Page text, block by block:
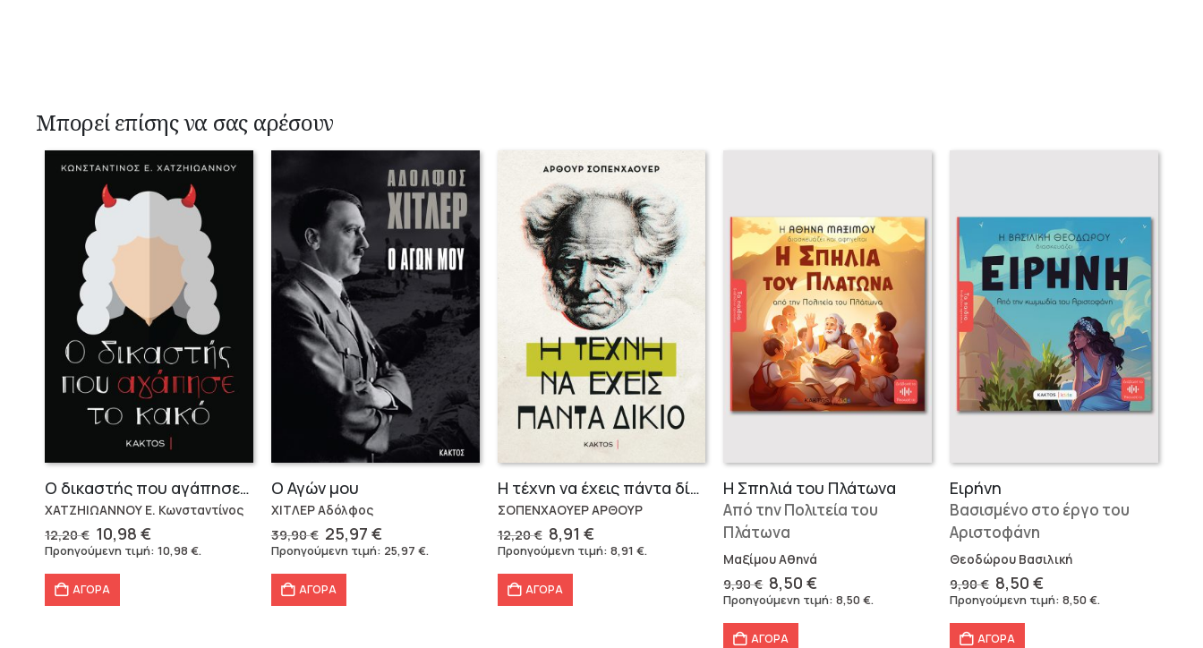
Μπορεί επίσης να σας αρέσουν
Ο δικαστής που αγάπησε το κακό
ΧΑΤΖΗΙΩΑΝΝΟΥ Ε. Κωνσταντίνος
12,20€ Original
price
was:
12,20 €.
10,98€
τρέχουσα
Προηγούμενη τιμή: 10,98 €.
ΑΓΟΡΑ
Ο Αγών μου
ΧΙΤΛΕΡ Αδόλφος
39,90€ Original
price
was:
39,90 €.
25,97 €Η
τρέχουσα
Προηγούμενη τιμή: 25,97 €.
ΑΓΟΡΑ
Η τέχνη να έχεις πάντα δίκιο – Άρθουρ Σοπενχάουερ
ΣΟΠΕΝΧΑΟΥΕΡ ΑΡΘΟΥΡ
12,20€ Original
price
was:
12,20 €.
8,91 €Η
τρέχουσα
Προηγούμενη τιμή: 8,91 €.
ΑΓΟΡΑ
Η Σπηλιά του Πλάτωνα
Από την Πολιτεία του
Πλάτωνα
Μαξίμου Αθηνά
9,90€ Original
price
was:
9,90 €.
8,50€
τρέχουσα
τιμή
Προηγούμενη τιμή:8,50€.
ΑΓΟΡΑ
Ειρήνη
Βασισμένο στο έργο του
Αριστοφάνη
Θεοδώρου Βασιλική
9,90€ Original
price
was:
9,90 €.
8,50€
τρέχουσα
τιμή
Προηγούμενη τιμή:8,50€.
ΑΓΟΡΑ